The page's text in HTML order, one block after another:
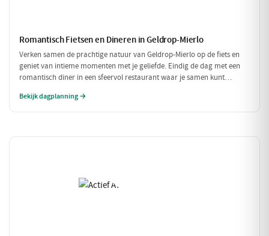
Romantisch Fietsen en Dineren in Geldrop-Mierlo
Verken samen de prachtige natuur van Geldrop-Mierlo op de fiets en
geniet van intieme momenten met je geliefde. Eindig de dag met een
romantisch diner in een sfeervol restaurant waar je samen kunt
Bekijk dagplanning →